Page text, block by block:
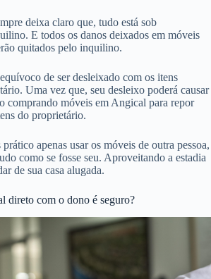
deixa claro que, tudo está sob
E todos os danos deixados em móveis
quitados pelo inquilino.
de ser desleixado com os itens
Uma vez que, seu desleixo poderá causar
comprando móveis em Angical para repor
do proprietário.
apenas usar os móveis de outra pessoa,
como se fosse seu. Aproveitando a estadia
de sua casa alugada.
direto com o dono é seguro?